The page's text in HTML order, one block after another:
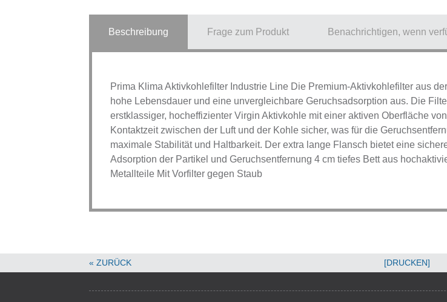
Beschreibung Frage zum Produkt Benachrichtigen, wenn
Prima Klima Aktivkohlefilter Industrie Line Die Premium-Aktivkohlefilter aus
hohe Lebensdauer und eine unvergleichbare Geruchsadsorption aus. Die
erstklassiger, hocheffizienter Virgin Aktivkohle mit einer aktiven Oberfläche
Kontaktzeit zwischen der Luft und der Kohle sicher, was für die
maximale Stabilität und Haltbarkeit. Der extra lange Flansch bietet eine
Adsorption der Partikel und Geruchsentfernung 4 cm tiefes Bett aus
Metallteile Mit Vorfilter gegen Staub
« ZURÜCK [DRUCKEN]